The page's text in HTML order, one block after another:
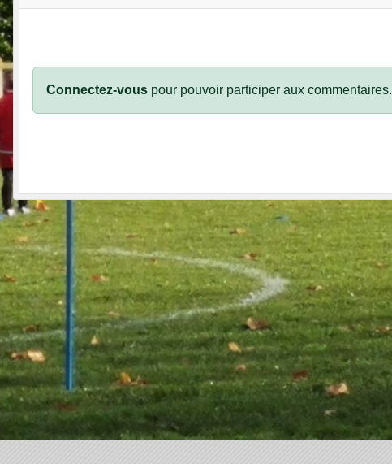
Connectez-vous pour pouvoir participer aux commentaires.